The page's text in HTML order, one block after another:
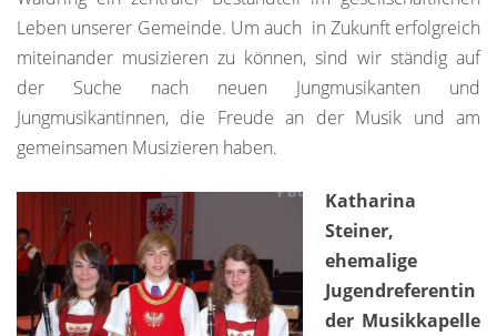
Leben unserer Gemeinde. Um auch in Zukunft erfolgreich
miteinander musizieren zu können, sind wir ständig auf
der Suche nach neuen Jungmusikanten und
Jungmusikantinnen, die Freude an der Musik und am
gemeinsamen Musizieren haben.
Katharina
Steiner,
ehemalige
Jugendreferentin
der Musikkapelle